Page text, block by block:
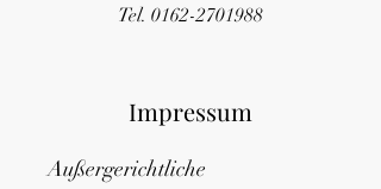
Tel. 0162-2701988
Impressum
Außergerichtliche